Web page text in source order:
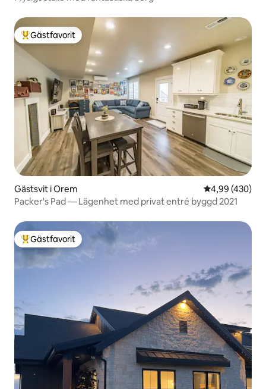
Populär gästfavorit
Gästfavorit
Gästsvit i Orem 4,99 av 5 i
4,99 (430)
Packer's Pad — Lägenhet med privat entré byggd 2021
Populär gästfavorit
Gästfavorit